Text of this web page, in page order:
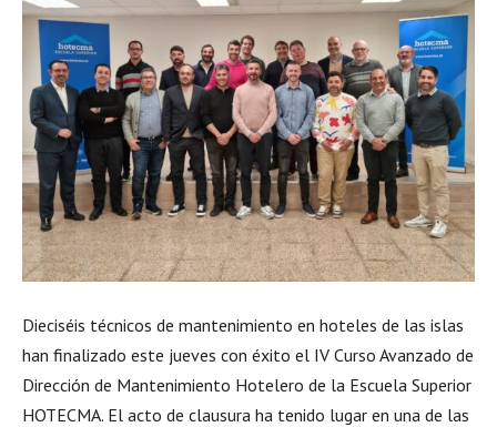
Dieciséis técnicos de mantenimiento en hoteles de las islas
han finalizado este jueves con éxito el IV Curso Avanzado de
Dirección de Mantenimiento Hotelero de la Escuela Superior
HOTECMA. El acto de clausura ha tenido lugar en una de las